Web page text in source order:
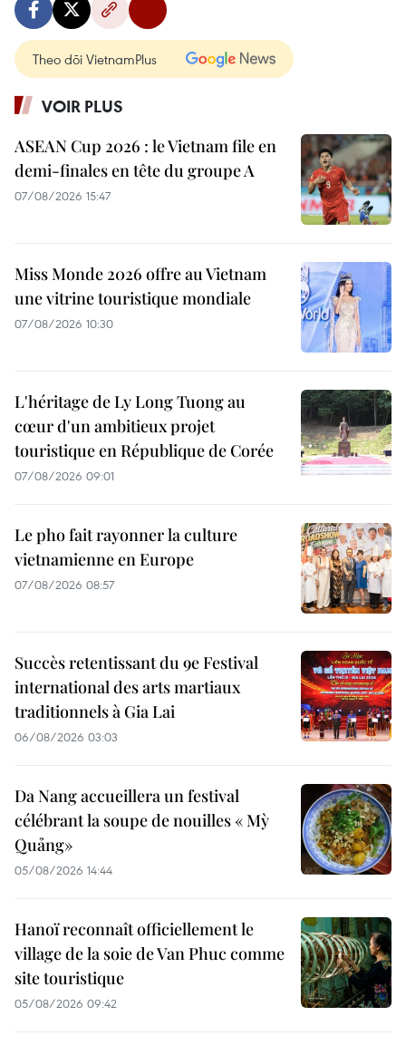
Theo dõi VietnamPlus
VOIR PLUS
ASEAN Cup 2026 : le Vietnam file en
demi-finales en tête du groupe A
07/08/2026 15:47
Miss Monde 2026 offre au Vietnam
une vitrine touristique mondiale
07/08/2026 10:30
L'héritage de Ly Long Tuong au
cœur d'un ambitieux projet
touristique en République de Corée
07/08/2026 09:01
Le pho fait rayonner la culture
vietnamienne en Europe
07/08/2026 08:57
Succès retentissant du 9e Festival
international des arts martiaux
traditionnels à Gia Lai
06/08/2026 03:03
Da Nang accueillera un festival
célébrant la soupe de nouilles « Mỳ
Quảng»
05/08/2026 14:44
Hanoï reconnaît officiellement le
village de la soie de Van Phuc comme
site touristique
05/08/2026 09:42